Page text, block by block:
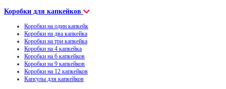
Коробки для капкейков
Коробки на один капкейк
Коробки на два капкейка
Коробки на три капкейка
Коробки на 4 капкейка
Коробки на 6 капкейков
Коробки на 9 капкейков
Коробки на 12 капкейков
Капсулы для капкейков